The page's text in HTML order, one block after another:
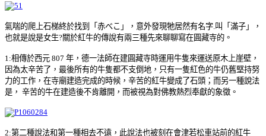
氣喘的爬上石梯終於找到「赤べこ」，意外發現牠居然有名字.叫「滿子」，
也就是說是女生?關於紅牛的傳說有兩三種先來聊聊寫在圓藏寺的。
1:相傳於西元 807 年，德一法師在建圓藏寺時運用牛隻來運送原木上崖壁，
因為太辛苦了，最後所有的牛隻都不支倒地，只有一隻紅色的牛仍舊堅持努
力的工作，在寺廟建造完成的時候，辛苦的紅牛變成了石頭；而另一種說法
是， 辛苦的牛在建造後不肯離開，而被視為對佛教熱烈奉獻的象徵。
2:第二種說法和第一種相去不遠，此說法也被刻在會津若松車站前的紅牛